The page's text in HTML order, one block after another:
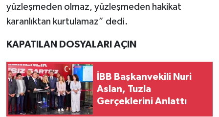
yüzleşmeden olmaz, yüzleşmeden hakikat
karanlıktan kurtulamaz” dedi.
KAPATILAN DOSYALARI AÇIN
İBB Başkanvekili Nuri
Aslan, Tuzla
Gerçeklerini Anlattı